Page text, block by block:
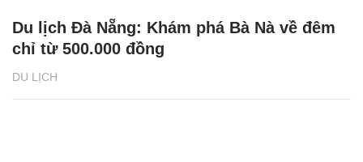
DU LỊCH
Du lịch Đà Nẵng: Khám phá Bà Nà về đêm
chỉ từ 500.000 đồng